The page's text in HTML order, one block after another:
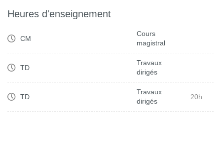
Heures d'enseignement
CM
Cours
magistral
TD
Travaux
dirigés
TD
Travaux
dirigés
20h